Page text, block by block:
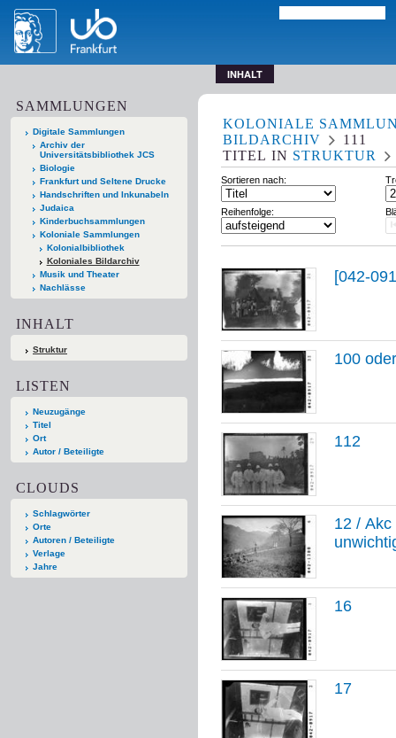
INHALT
SAMMLUNGEN
Digitale Sammlungen
Archiv der
Universitätsbibliothek JCS
Biologie
Frankfurt und Seltene Drucke
Handschriften und Inkunabeln
Judaica
Kinderbuchsammlungen
Koloniale Sammlungen
Kolonialbibliothek
Koloniales Bildarchiv
Musik und Theater
Nachlässe
INHALT
Struktur
LISTEN
Neuzugänge
Titel
Ort
Autor / Beteiligte
CLOUDS
Schlagwörter
Orte
Autoren / Beteiligte
Verlage
Jahre
KOLONIALE
BILDARCHIV
111
TITEL IN STRUKTUR
Sortieren nach:
Reihenfolge:
[042-
100
112
12 /
16
17